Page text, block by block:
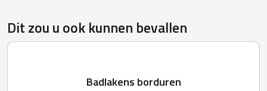
Dit zou u ook kunnen bevallen
Badlakens borduren